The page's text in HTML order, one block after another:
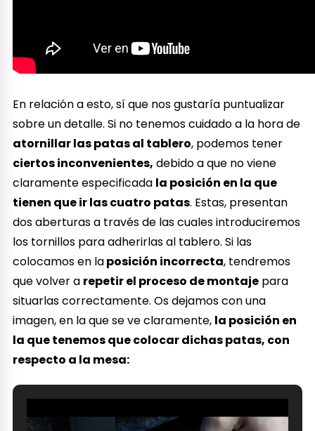
En relación a esto, sí que nos gustaría puntualizar
sobre un detalle. Si no tenemos cuidado a la hora de
atornillar las patas al tablero, podemos tener
ciertos inconvenientes, debido a que no viene
claramente especificada la posición en la que
tienen que ir las cuatro patas. Estas, presentan
dos aberturas a través de las cuales introduciremos
los tornillos para adherirlas al tablero. Si las
colocamos en laposición incorrecta, tendremos
que volver a repetir el proceso de montaje para
situarlas correctamente. Os dejamos con una
imagen, en la que se ve claramente, la posición en
la que tenemos que colocar dichas patas, con
respecto a la mesa: